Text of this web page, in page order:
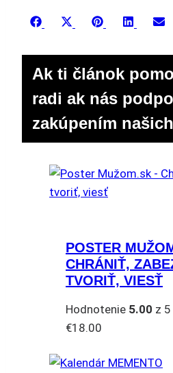
Share
Facebook
Share
Share
PinterestShare
LinkedIn
Ak ti článok
radi ak nás
zakúpením
POSTER
CHRÁNIŤ,
TVORIŤ, VIESŤ
Hodnotenie 5.00 z 5
€18.00